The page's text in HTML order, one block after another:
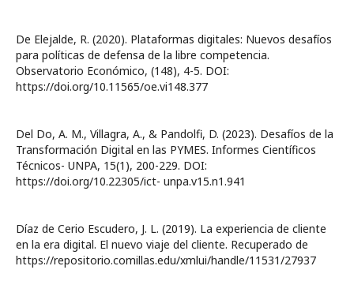
De Elejalde, R. (2020). Plataformas digitales: Nuevos desafíos
para políticas de defensa de la libre competencia.
Observatorio Económico, (148), 4-5. DOI:
https://doi.org/10.11565/oe.vi148.377
Del Do, A. M., Villagra, A., & Pandolfi, D. (2023). Desafíos de la
Transformación Digital en las PYMES. Informes Científicos
Técnicos- UNPA, 15(1), 200-229. DOI:
https://doi.org/10.22305/ict- unpa.v15.n1.941
Díaz de Cerio Escudero, J. L. (2019). La experiencia de cliente
en la era digital. El nuevo viaje del cliente. Recuperado de
https://repositorio.comillas.edu/xmlui/handle/11531/27937